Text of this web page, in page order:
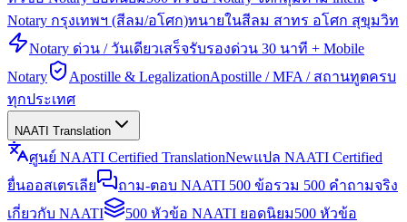
Notary กรุงเทพฯ (สีลม/อโศก)ทนายในสีลม สาทร อโศก สุขุมวิท
Notary ด่วน / วันเดียวเสร็จรับรองด่วน 30 นาที + Mobile
Notary
Apostille & LegalizationApostille / MFA / สถานทูตครบ
ทุกประเทศ
NAATI Translation
ศูนย์ NAATI Certified TranslationNewแปล NAATI Certified
ยื่นออสเตรเลีย
ถาม-ตอบ NAATI 500 ข้อรวม 500 คำถามจริง
เกี่ยวกับ NAATI
500 หัวข้อ NAATI ยอดนิยม500 หัวข้อ